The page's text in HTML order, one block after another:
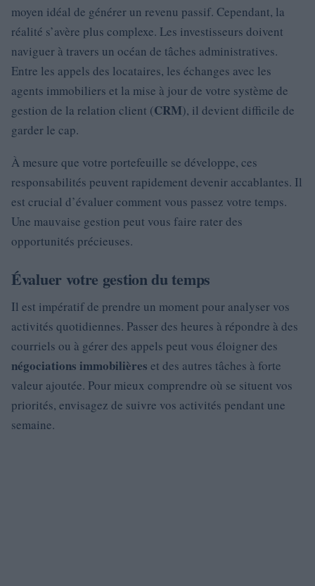
moyen idéal de générer un revenu passif. Cependant, la
réalité s’avère plus complexe. Les investisseurs doivent
naviguer à travers un océan de tâches administratives.
Entre les appels des locataires, les échanges avec les
agents immobiliers et la mise à jour de votre système de
gestion de la relation client (CRM), il devient difficile de
garder le cap.
À mesure que votre portefeuille se développe, ces
responsabilités peuvent rapidement devenir accablantes. Il
est crucial d’évaluer comment vous passez votre temps.
Une mauvaise gestion peut vous faire rater des
opportunités précieuses.
Évaluer votre gestion du temps
Il est impératif de prendre un moment pour analyser vos
activités quotidiennes. Passer des heures à répondre à des
courriels ou à gérer des appels peut vous éloigner des
négociations immobilières et des autres tâches à forte
valeur ajoutée. Pour mieux comprendre où se situent vos
priorités, envisagez de suivre vos activités pendant une
semaine.